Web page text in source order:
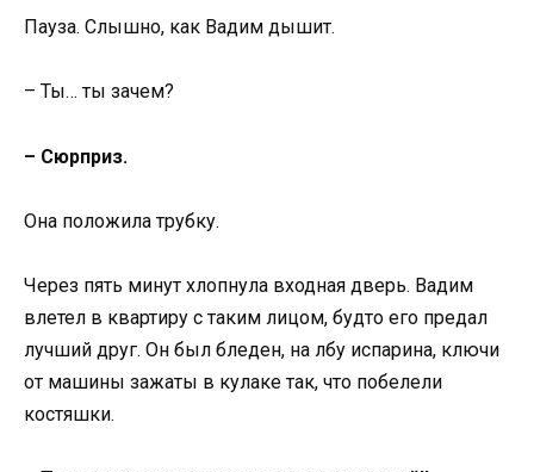
Пауза. Слышно, как Вадим дышит.
– Ты… ты зачем?
– Сюрприз.
Она положила трубку.
Через пять минут хлопнула входная дверь. Вадим
влетел в квартиру с таким лицом, будто его предал
лучший друг. Он был бледен, на лбу испарина, ключи
от машины зажаты в кулаке так, что побелели
костяшки.